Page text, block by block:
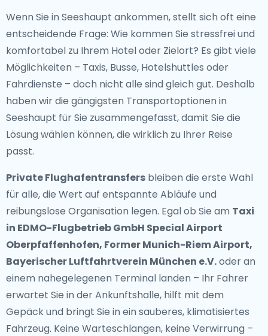
Wenn Sie in Seeshaupt ankommen, stellt sich oft eine
entscheidende Frage: Wie kommen Sie stressfrei und
komfortabel zu Ihrem Hotel oder Zielort? Es gibt viele
Möglichkeiten – Taxis, Busse, Hotelshuttles oder
Fahrdienste – doch nicht alle sind gleich gut. Deshalb
haben wir die gängigsten Transportoptionen in
Seeshaupt für Sie zusammengefasst, damit Sie die
Lösung wählen können, die wirklich zu Ihrer Reise
passt.
Private Flughafentransfers bleiben die erste Wahl
für alle, die Wert auf entspannte Abläufe und
reibungslose Organisation legen. Egal ob Sie am Taxi
in EDMO-Flugbetrieb GmbH Special Airport
Oberpfaffenhofen, Former Munich-Riem Airport,
Bayerischer Luftfahrtverein München e.V.oder an
einem nahegelegenen Terminal landen – Ihr Fahrer
erwartet Sie in der Ankunftshalle, hilft mit dem
Gepäck und bringt Sie in ein sauberes, klimatisiertes
Fahrzeug. Keine Warteschlangen, keine Verwirrung –